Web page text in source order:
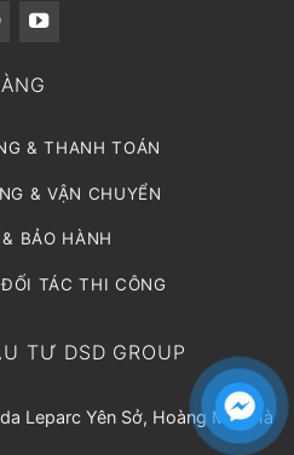
& THANH TOÁN
& VẬN CHUYỂN
BẢO HÀNH
TÁC THI CÔNG
TƯ DSD GROUP
Leparc Yên Sở, Hoàng Mai, Hà